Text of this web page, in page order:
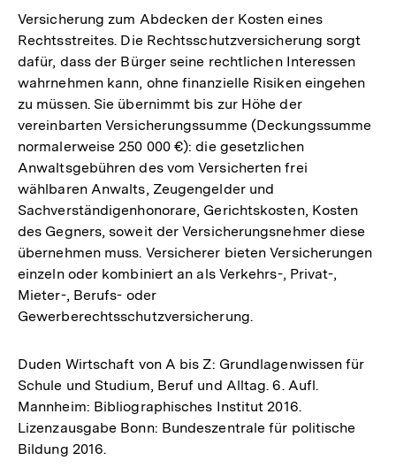
Versicherung zum Abdecken der Kosten eines
Rechtsstreites. Die Rechtsschutzversicherung sorgt
dafür, dass der Bürger seine rechtlichen Interessen
wahrnehmen kann, ohne finanzielle Risiken eingehen
zu müssen. Sie übernimmt bis zur Höhe der
vereinbarten Versicherungssumme (Deckungssumme
normalerweise 250 000 €): die gesetzlichen
Anwaltsgebühren des vom Versicherten frei
wählbaren Anwalts, Zeugengelder und
Sachverständigenhonorare, Gerichtskosten, Kosten
des Gegners, soweit der Versicherungsnehmer diese
übernehmen muss. Versicherer bieten Versicherungen
einzeln oder kombiniert an als Verkehrs-, Privat-,
Mieter-, Berufs- oder
Gewerberechtsschutzversicherung.
Duden Wirtschaft von A bis Z: Grundlagenwissen für
Schule und Studium, Beruf und Alltag. 6. Aufl.
Mannheim: Bibliographisches Institut 2016.
Lizenzausgabe Bonn: Bundeszentrale für politische
Bildung 2016.